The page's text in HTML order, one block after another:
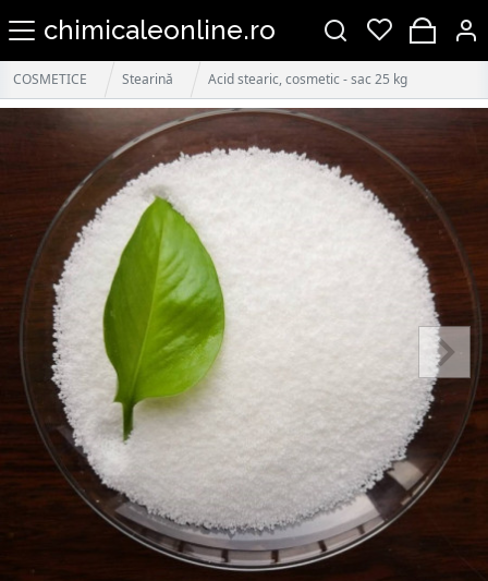
chimicaleonline.ro
COSMETICE Stearină Acid stearic, cosmetic - sac 25 kg